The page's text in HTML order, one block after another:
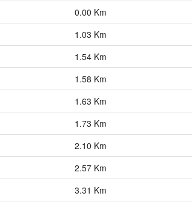
0.00 Km
1.03 Km
1.54 Km
1.58 Km
1.63 Km
1.73 Km
2.10 Km
2.57 Km
3.31 Km